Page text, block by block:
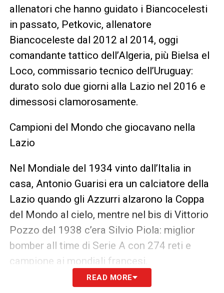
allenatori che hanno guidato i Biancocelesti
in passato, Petkovic, allenatore
Biancoceleste dal 2012 al 2014, oggi
comandante tattico dell’Algeria, più Bielsa el
Loco, commissario tecnico dell’Uruguay:
durato solo due giorni alla Lazio nel 2016 e
dimessosi clamorosamente.
Campioni del Mondo che giocavano nella
Lazio
Nel Mondiale del 1934 vinto dall’Italia in
casa, Antonio Guarisi era un calciatore della
Lazio quando gli Azzurri alzarono la Coppa
del Mondo al cielo, mentre nel bis di Vittorio
Pozzo del 1938 c’era Silvio Piola: miglior
bomber all time di Serie A con 274 reti e
campione ai mondiali francesi.
Anche Peruzzi e Oddo sono stati gli ultimi
READ MORE